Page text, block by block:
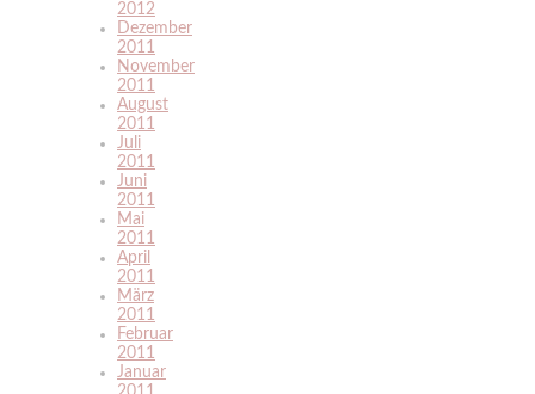
2012
Dezember
2011
November
2011
August
2011
Juli
2011
Juni
2011
Mai
2011
April
2011
März
2011
Februar
2011
Januar